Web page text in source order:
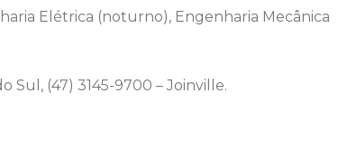
Elétrica (noturno), Engenharia Mecânica
Sul, (47) 3145-9700 – Joinville.